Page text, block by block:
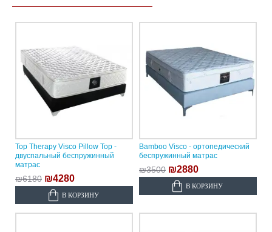
Top Therapy Visco Pillow Top -
двуспальный беспружинный
матрас
₪6180 ₪4280
В КОРЗИНУ
Bamboo Visco - ортопедический
беспружинный матрас
₪3500 ₪2880
В КОРЗИНУ